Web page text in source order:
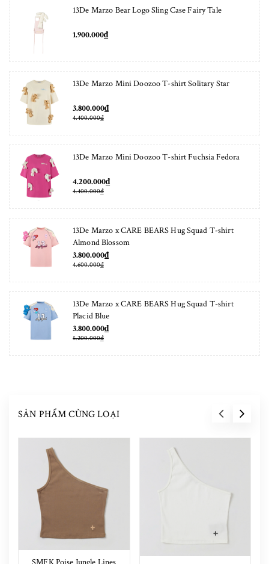
13De Marzo Bear Logo Sling Case Fairy Tale
1.900.000₫
13De Marzo Mini Doozoo T-shirt Solitary Star
3.800.000₫
4.400.000₫
13De Marzo Mini Doozoo T-shirt Fuchsia Fedora
4.200.000₫
4.400.000₫
13De Marzo x CARE BEARS Hug Squad T-shirt
Almond Blossom
3.800.000₫
4.600.000₫
13De Marzo x CARE BEARS Hug Squad T-shirt
Placid Blue
3.800.000₫
5.200.000₫
SẢN PHẨM CÙNG LOẠI